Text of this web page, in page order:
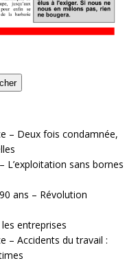
– Deux fois condamnée,
L’exploitation sans bornes
ans – Révolution
entreprises
– Accidents du travail :